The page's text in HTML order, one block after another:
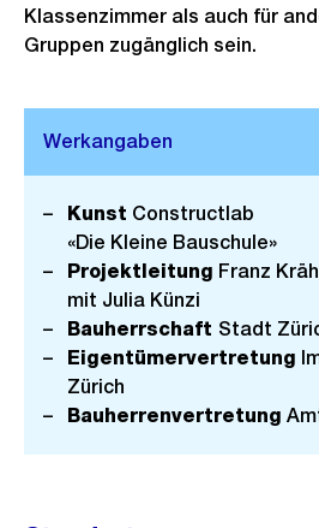
Klassenzimmer als auch für
Gruppen zugänglich sein.
Kunst Constructlab
«Die Kleine Bauschule»
Projektleitung Franz
mit Julia Künzi
Bauherrschaft Stadt
Eigentümervertretung
Zürich
Bauherrenvertretung